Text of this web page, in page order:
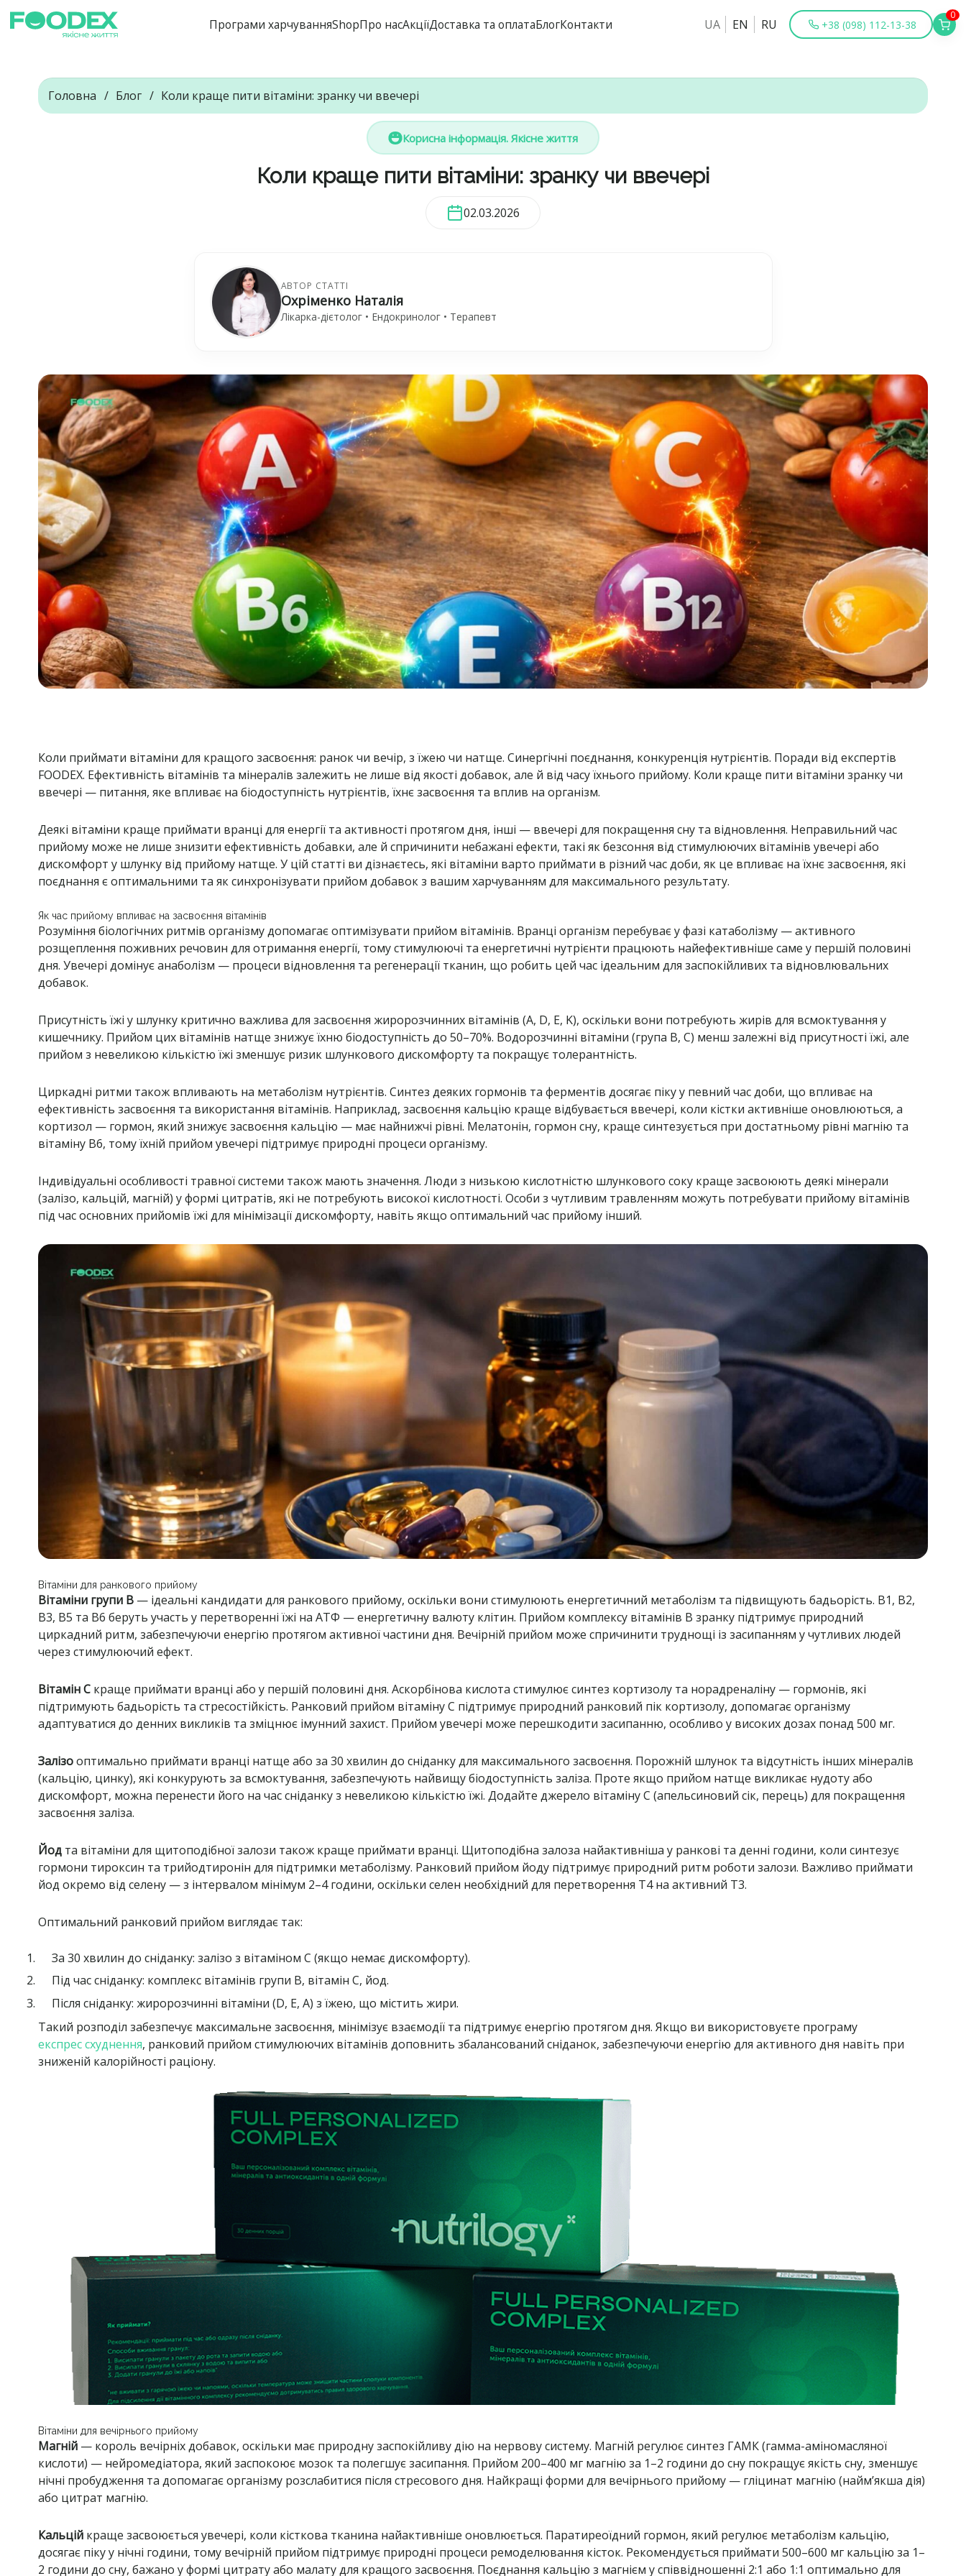
Програми харчуванняShopПро насАкціїДоставка та оплатаБлогКонтакти UA EN RU +38 (098) 112-13-38
0
Головна Блог Коли краще пити вітаміни: зранку чи ввечері
Корисна інформація. Якісне життя
Коли краще пити вітаміни: зранку чи ввечері
02.03.2026
АВТОР СТАТТІ
Охріменко Наталія
Лікарка-дієтолог • Ендокринолог • Терапевт
Коли приймати вітаміни для кращого засвоєння: ранок чи вечір, з їжею чи натще. Синергічні поєднання, конкуренція нутрієнтів. Поради від експертів
FOODEX. Ефективність вітамінів та мінералів залежить не лише від якості добавок, але й від часу їхнього прийому. Коли краще пити вітаміни зранку чи
ввечері — питання, яке впливає на біодоступність нутрієнтів, їхнє засвоєння та вплив на організм.
Деякі вітаміни краще приймати вранці для енергії та активності протягом дня, інші — ввечері для покращення сну та відновлення. Неправильний час
прийому може не лише знизити ефективність добавки, але й спричинити небажані ефекти, такі як безсоння від стимулюючих вітамінів увечері або
дискомфорт у шлунку від прийому натще. У цій статті ви дізнаєтесь, які вітаміни варто приймати в різний час доби, як це впливає на їхнє засвоєння, які
поєднання є оптимальними та як синхронізувати прийом добавок з вашим харчуванням для максимального результату.
Як час прийому впливає на засвоєння вітамінів
Розуміння біологічних ритмів організму допомагає оптимізувати прийом вітамінів. Вранці організм перебуває у фазі катаболізму — активного
розщеплення поживних речовин для отримання енергії, тому стимулюючі та енергетичні нутрієнти працюють найефективніше саме у першій половині
дня. Увечері домінує анаболізм — процеси відновлення та регенерації тканин, що робить цей час ідеальним для заспокійливих та відновлювальних
добавок.
Присутність їжі у шлунку критично важлива для засвоєння жиророзчинних вітамінів (A, D, E, K), оскільки вони потребують жирів для всмоктування у
кишечнику. Прийом цих вітамінів натще знижує їхню біодоступність до 50–70%. Водорозчинні вітаміни (група В, C) менш залежні від присутності їжі, але
прийом з невеликою кількістю їжі зменшує ризик шлункового дискомфорту та покращує толерантність.
Циркадні ритми також впливають на метаболізм нутрієнтів. Синтез деяких гормонів та ферментів досягає піку у певний час доби, що впливає на
ефективність засвоєння та використання вітамінів. Наприклад, засвоєння кальцію краще відбувається ввечері, коли кістки активніше оновлюються, а
кортизол — гормон, який знижує засвоєння кальцію — має найнижчі рівні. Мелатонін, гормон сну, краще синтезується при достатньому рівні магнію та
вітаміну B6, тому їхній прийом увечері підтримує природні процеси організму.
Індивідуальні особливості травної системи також мають значення. Люди з низькою кислотністю шлункового соку краще засвоюють деякі мінерали
(залізо, кальцій, магній) у формі цитратів, які не потребують високої кислотності. Особи з чутливим травленням можуть потребувати прийому вітамінів
під час основних прийомів їжі для мінімізації дискомфорту, навіть якщо оптимальний час прийому інший.
Вітаміни для ранкового прийому
Вітаміни групи В — ідеальні кандидати для ранкового прийому, оскільки вони стимулюють енергетичний метаболізм та підвищують бадьорість. B1, B2,
B3, B5 та B6 беруть участь у перетворенні їжі на АТФ — енергетичну валюту клітин. Прийом комплексу вітамінів В зранку підтримує природний
циркадний ритм, забезпечуючи енергію протягом активної частини дня. Вечірній прийом може спричинити труднощі із засипанням у чутливих людей
через стимулюючий ефект.
Вітамін C краще приймати вранці або у першій половині дня. Аскорбінова кислота стимулює синтез кортизолу та норадреналіну — гормонів, які
підтримують бадьорість та стресостійкість. Ранковий прийом вітаміну C підтримує природний ранковий пік кортизолу, допомагає організму
адаптуватися до денних викликів та зміцнює імунний захист. Прийом увечері може перешкодити засипанню, особливо у високих дозах понад 500 мг.
Залізооптимально приймати вранці натще або за 30 хвилин до сніданку для максимального засвоєння. Порожній шлунок та відсутність інших мінералів
(кальцію, цинку), які конкурують за всмоктування, забезпечують найвищу біодоступність заліза. Проте якщо прийом натще викликає нудоту або
дискомфорт, можна перенести його на час сніданку з невеликою кількістю їжі. Додайте джерело вітаміну C (апельсиновий сік, перець) для покращення
засвоєння заліза.
Йод та вітаміни для щитоподібної залози також краще приймати вранці. Щитоподібна залоза найактивніша у ранкові та денні години, коли синтезує
гормони тироксин та трийодтиронін для підтримки метаболізму. Ранковий прийом йоду підтримує природний ритм роботи залози. Важливо приймати
йод окремо від селену — з інтервалом мінімум 2–4 години, оскільки селен необхідний для перетворення Т4 на активний Т3.
Оптимальний ранковий прийом виглядає так:
За 30 хвилин до сніданку: залізо з вітаміном C (якщо немає дискомфорту).
Під час сніданку: комплекс вітамінів групи В, вітамін C, йод.
Після сніданку: жиророзчинні вітаміни (D, E, A) з їжею, що містить жири.
Такий розподіл забезпечує максимальне засвоєння, мінімізує взаємодії та підтримує енергію протягом дня. Якщо ви використовуєте програму
експрес схуднення, ранковий прийом стимулюючих вітамінів доповнить збалансований сніданок, забезпечуючи енергію для активного дня навіть при
зниженій калорійності раціону.
Вітаміни для вечірнього прийому
Магній — король вечірніх добавок, оскільки має природну заспокійливу дію на нервову систему. Магній регулює синтез ГАМК (гамма-аміномасляної
кислоти) — нейромедіатора, який заспокоює мозок та полегшує засипання. Прийом 200–400 мг магнію за 1–2 години до сну покращує якість сну, зменшує
нічні пробудження та допомагає організму розслабитися після стресового дня. Найкращі форми для вечірнього прийому — гліцинат магнію (найм’якша дія)
або цитрат магнію.
Кальцій краще засвоюється увечері, коли кісткова тканина найактивніше оновлюється. Паратиреоїдний гормон, який регулює метаболізм кальцію,
досягає піку у нічні години, тому вечірній прийом підтримує природні процеси ремоделювання кісток. Рекомендується приймати 500–600 мг кальцію за 1–
2 години до сну, бажано у формі цитрату або малату для кращого засвоєння. Поєднання кальцію з магнієм у співвідношенні 2:1 або 1:1 оптимально для